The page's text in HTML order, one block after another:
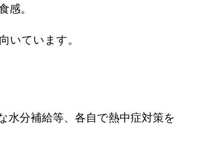
感。
いています。
分補給等、各自で熱中症対策を